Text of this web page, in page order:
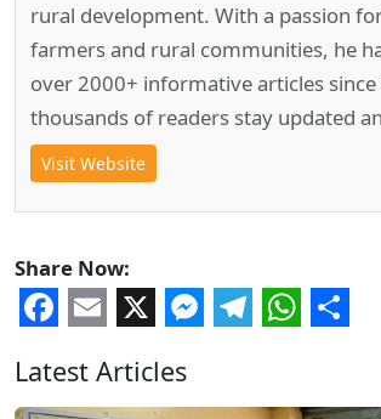
rural development. With a passion
farmers and rural communities, he
over 2000+ informative articles
thousands of readers stay updated
Visit Website
Share Now:
Facebook
Email
X Messenger
Telegram
Latest Articles